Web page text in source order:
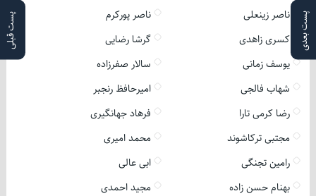
پست بعدی پست قبلی
ناصر زینعلی
ناصر پورکرم
کسری زاهدی
گرشا رضایی
یوسف زمانی
سالار صفرزاده
شهاب فالجی
امیرحافظ رنجبر
رضا کرمی تارا
فرهاد جهانگیری
مجتبی ترکاشوند
محمد امیری
رامین تجنگی
ابی عالی
بهنام حسن زاده
مجید احمدی